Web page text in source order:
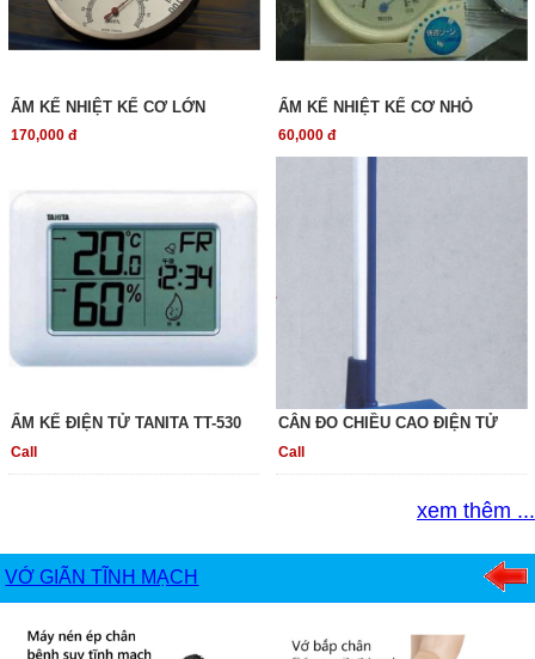
ẨM KẾ NHIỆT KẾ CƠ LỚN
170,000 đ
ẨM KẾ NHIỆT KẾ CƠ NHỎ
60,000 đ
ẨM KẾ ĐIỆN TỬ TANITA TT-530
Call
CÂN ĐO CHIỀU CAO ĐIỆN TỬ
Call
xem thêm ...
VỚ GIÃN TĨNH MẠCH